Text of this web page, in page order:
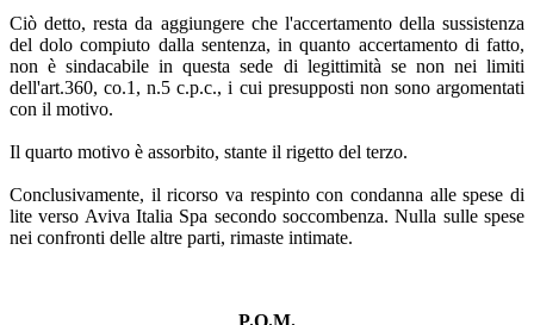
Ciò detto, resta da aggiungere che l'accertamento della sussistenza
del dolo compiuto dalla sentenza, in quanto accertamento di fatto,
non è sindacabile in questa sede di legittimità se non nei limiti
dell'art.360, co.1, n.5 c.p.c., i cui presupposti non sono argomentati
con il motivo.
Il quarto motivo è assorbito, stante il rigetto del terzo.
Conclusivamente, il ricorso va respinto con condanna alle spese di
lite verso Aviva Italia Spa secondo soccombenza. Nulla sulle spese
nei confronti delle altre parti, rimaste intimate.
P.Q.M.